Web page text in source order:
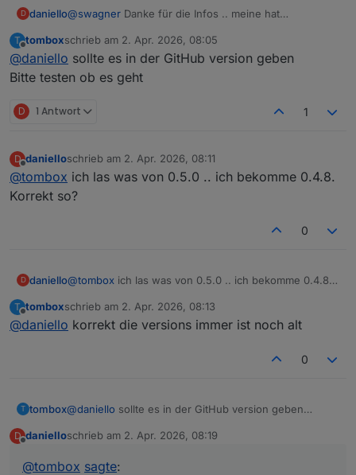
D daniello@swagner Danke für die Infos .. meine hat
Objekt im ioBroker für die Auslösung. Man kann die
Bedingung steuern aktiv/inaktiv .. und dann gibt
entsprechend dieser Bedingung Alarme. Ich suchte
nach einem isolierten Alarm für die
T
Offline
tomboxschrieb am 2. Apr. 2026, 08:05
zuletzt editiert von
@daniello sollte es in der GitHub version geben
Bitte testen ob es geht
D 1 Antwort 1
D
Offline
danielloschrieb am 2. Apr. 2026, 08:11
zuletzt editiert von
@tombox ich las was von 0.5.0 .. ich bekomme 0.4.8.
Korrekt so?
0
D daniello@tombox ich las was von 0.5.0 .. ich bekomme 0.4.8.
T
Offline
tomboxschrieb am 2. Apr. 2026, 08:13
zuletzt editiert von
@daniello korrekt die versions immer ist noch alt
0
T tombox@daniello sollte es in der GitHub version geben
D danielloschrieb am 2. Apr. 2026, 08:19
zuletzt editiert von
@tombox sagte: